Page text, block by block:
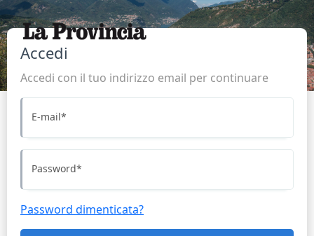
Accedi
Accedi con il tuo indirizzo email per continuare
E-mail*
Password*
Password dimenticata?